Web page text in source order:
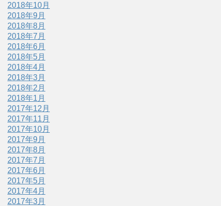
2018年10月
2018年9月
2018年8月
2018年7月
2018年6月
2018年5月
2018年4月
2018年3月
2018年2月
2018年1月
2017年12月
2017年11月
2017年10月
2017年9月
2017年8月
2017年7月
2017年6月
2017年5月
2017年4月
2017年3月